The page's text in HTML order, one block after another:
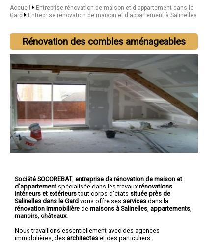
Accueil
Entreprise rénovation de maison et d'appartement dans le
Gard
Entreprise rénovation de maison et d'appartement à Salinelles
Rénovation des combles aménageables
Société SOCOREBAT, entreprise de rénovation de maison et
d'appartement spécialisée dans les travaux rénovations
intérieurs et extérieurstout corps d'etats située près de
Salinelles dans le Gard vous offre ses services dans la
rénovation immobilière de maisons à Salinelles appartements
manoirs châteaux.
Nous travaillons essentiellement avec des agences
immobilières, des architectes et des particuliers.